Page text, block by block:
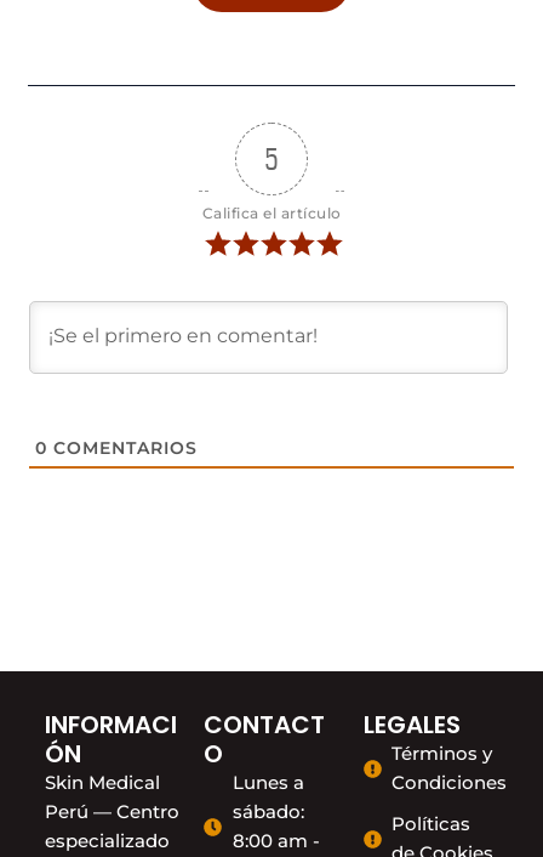
5
Califica el artículo
0 COMENTARIOS
INFORMACI
ÓN
Skin Medical
Perú — Centro
especializado
CONTACT
O
Lunes a
sábado:
8:00 am -
LEGALES
Términos y
Condiciones
Políticas